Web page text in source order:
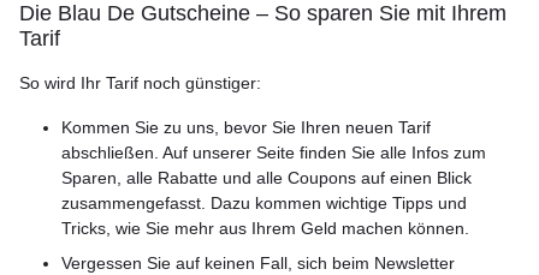
Die Blau De Gutscheine – So sparen Sie mit Ihrem
Tarif
So wird Ihr Tarif noch günstiger:
Kommen Sie zu uns, bevor Sie Ihren neuen Tarif
abschließen. Auf unserer Seite finden Sie alle Infos zum
Sparen, alle Rabatte und alle Coupons auf einen Blick
zusammengefasst. Dazu kommen wichtige Tipps und
Tricks, wie Sie mehr aus Ihrem Geld machen können.
Vergessen Sie auf keinen Fall, sich beim Newsletter